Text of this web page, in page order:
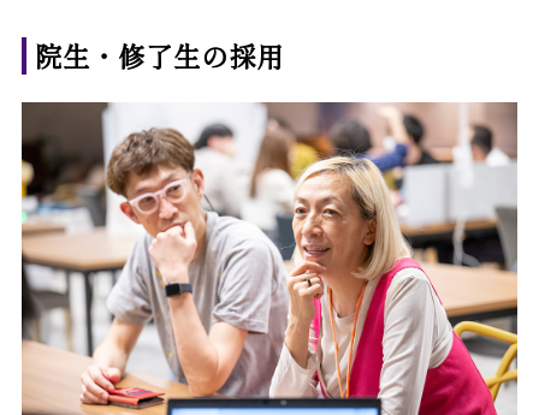
院生・修了生の採用